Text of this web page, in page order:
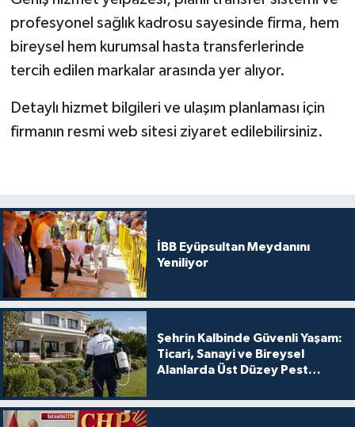
profesyonel sağlık kadrosu sayesinde firma, hem
bireysel hem kurumsal hasta transferlerinde
tercih edilen markalar arasında yer alıyor.
Detaylı hizmet bilgileri ve ulaşım planlaması için
firmanın resmi web sitesi ziyaret edilebilirsiniz.
İBB Eyüpsultan Meydanını
Yeniliyor
Şehrin Kalbinde Güvenli Yaşam:
Ticari, Sanayi ve Bireysel
Alanlarda Üst Düzey Pest